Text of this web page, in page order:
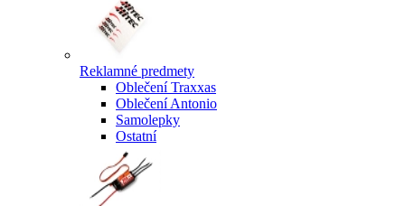
Reklamné predmety
Oblečení Traxxas
Oblečení Antonio
Samolepky
Ostatní